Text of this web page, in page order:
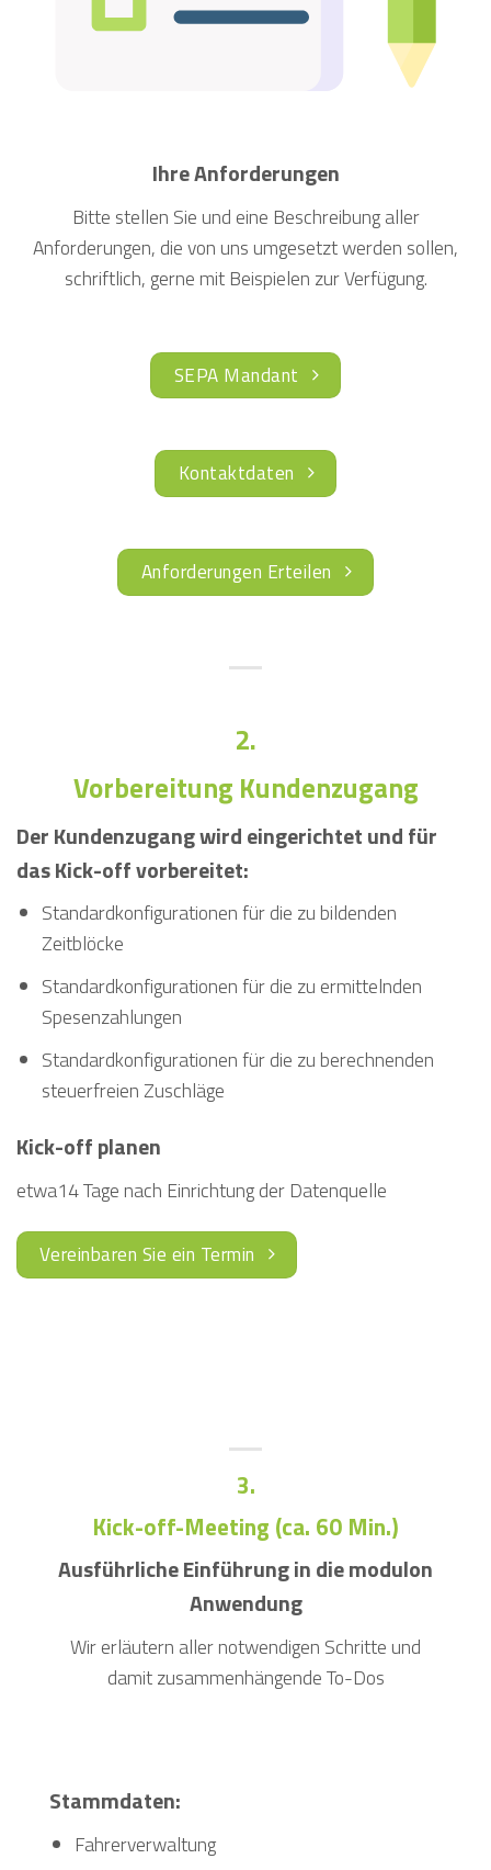
Ihre Anforderungen
Bitte stellen Sie und eine Beschreibung aller
Anforderungen, die von uns umgesetzt werden sollen,
schriftlich, gerne mit Beispielen zur Verfügung.
SEPA Mandant
Kontaktdaten
Anforderungen Erteilen
2.
Vorbereitung Kundenzugang
Der Kundenzugang wird eingerichtet und für
das Kick-off vorbereitet:
Standardkonfigurationen für die zu bildenden
Zeitblöcke
Standardkonfigurationen für die zu ermittelnden
Spesenzahlungen
Standardkonfigurationen für die zu berechnenden
steuerfreien Zuschläge
Kick-off planen
etwa14 Tage nach Einrichtung der Datenquelle
Vereinbaren Sie ein Termin
3.
Kick-off-Meeting (ca. 60 Min.)
Ausführliche Einführung in die modulon
Anwendung
Wir erläutern aller notwendigen Schritte und
damit zusammenhängende To-Dos
Stammdaten:
Fahrerverwaltung